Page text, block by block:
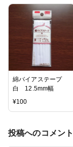
綿バイアステープ
白 12.5mm幅
¥100
投稿へのコメント